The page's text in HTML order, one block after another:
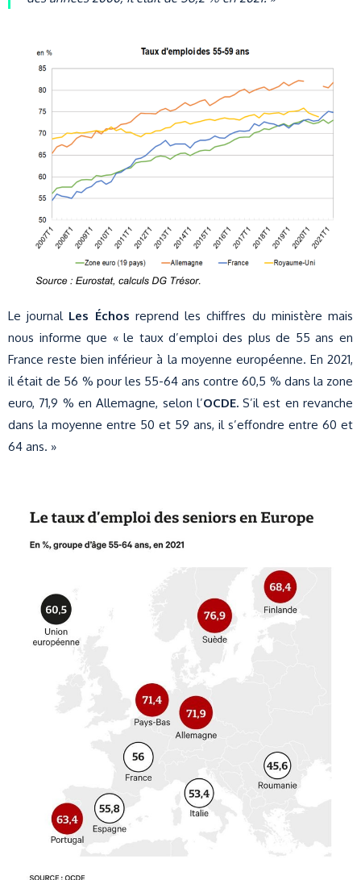
Le journal Les Échos reprend les chiffres du ministère mais
nous informe que « le taux d’emploi des plus de 55 ans en
France reste bien inférieur à la moyenne européenne. En 2021,
il était de 56 % pour les 55-64 ans contre 60,5 % dans la zone
euro, 71,9 % en Allemagne, selon l’OCDE.S’il est en revanche
dans la moyenne entre 50 et 59 ans, il s’effondre entre 60 et
64 ans. »